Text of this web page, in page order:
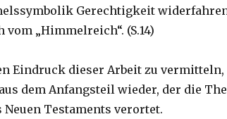
Gerechtigkeit widerfahren
„Himmelreich“. (S.14)
Eindruck dieser Arbeit zu vermitteln,
dem Anfangsteil wieder, der die
Testaments verortet.